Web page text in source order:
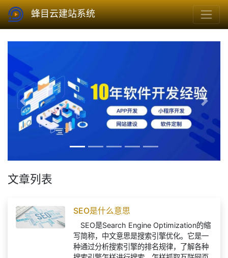
蜂目云建站系统
Previous
文章列表
SEO是什么意思
SEO是Search Engine Optimization的缩
写简称，中文意思是搜索引擎优化。它是一
种通过分析搜索引擎的排名规律，了解各种